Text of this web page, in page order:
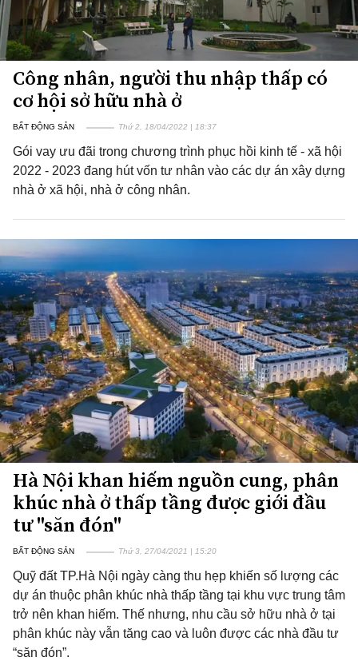
Công nhân, người thu nhập thấp có
cơ hội sở hữu nhà ở
BẤT ĐỘNG SẢN Thứ 2, 18/04/2022 | 18:37
Gói vay ưu đãi trong chương trình phục hồi kinh tế - xã hội
2022 - 2023 đang hút vốn tư nhân vào các dự án xây dựng
nhà ở xã hội, nhà ở công nhân.
Hà Nội khan hiếm nguồn cung, phân
khúc nhà ở thấp tầng được giới đầu
tư "săn đón"
BẤT ĐỘNG SẢN Thứ 3, 27/04/2021 | 15:20
Quỹ đất TP.Hà Nội ngày càng thu hẹp khiến số lượng các
dự án thuộc phân khúc nhà thấp tầng tại khu vực trung tâm
trở nên khan hiếm. Thế nhưng, nhu cầu sở hữu nhà ở tại
phân khúc này vẫn tăng cao và luôn được các nhà đầu tư
“săn đón”.